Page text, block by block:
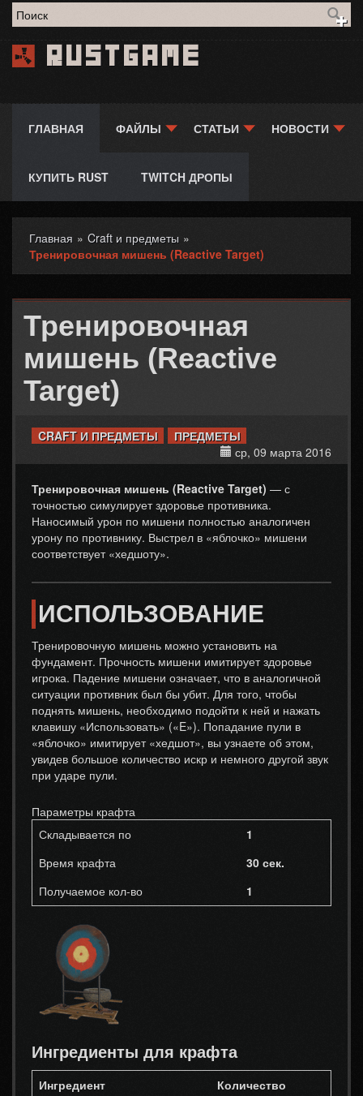
Форма поиска
Rustgame
ГЛАВНАЯ ФАЙЛЫ СТАТЬИ НОВОСТИ
КУПИТЬ RUST TWITCH ДРОПЫ
Вы здесь
Главная » Craft и предметы »
Тренировочная мишень (Reactive Target)
Тренировочная
мишень (Reactive
Target)
CRAFT И ПРЕДМЕТЫ
ПРЕДМЕТЫ
ср, 09 марта 2016
Тренировочная мишень (Reactive Target) — с
точностью симулирует здоровье противника.
Наносимый урон по мишени полностью аналогичен
урону по противнику. Выстрел в «яблочко» мишени
соответствует «хедшоту».
ИСПОЛЬЗОВАНИЕ
Тренировочную мишень можно установить на
фундамент. Прочность мишени имитирует здоровье
игрока. Падение мишени означает, что в аналогичной
ситуации противник был бы убит. Для того, чтобы
поднять мишень, необходимо подойти к ней и нажать
клавишу «Использовать» («E»). Попадание пули в
«яблочко» имитирует «хедшот», вы узнаете об этом,
увидев большое количество искр и немного другой звук
при ударе пули.
Параметры крафта
Складывается по
1
Время крафта
30 сек.
Получаемое кол-во
1
Ингредиенты для крафта
Ингредиент Количество